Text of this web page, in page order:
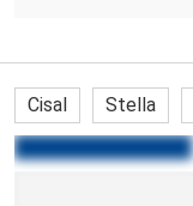
Cisal Stella